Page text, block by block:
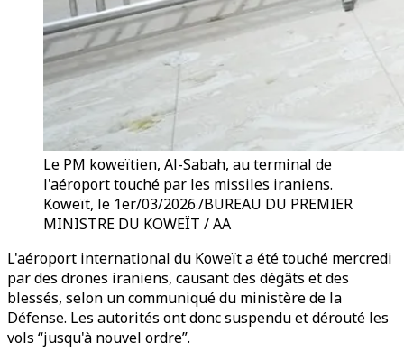
Le PM koweïtien, Al-Sabah, au terminal de
l'aéroport touché par les missiles iraniens.
Koweït, le 1er/03/2026./BUREAU DU PREMIER
MINISTRE DU KOWEÏT / AA
L'aéroport international du Koweït a été touché mercredi
par des drones iraniens, causant des dégâts et des
blessés, selon un communiqué du ministère de la
Défense. Les autorités ont donc suspendu et dérouté les
vols “jusqu'à nouvel ordre”.